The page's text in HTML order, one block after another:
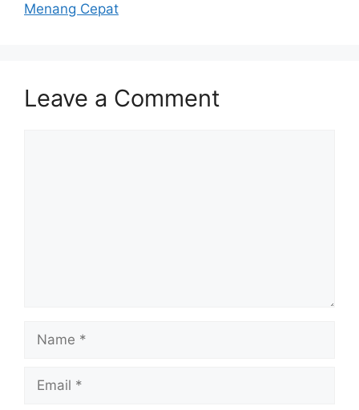
Menang Cepat
Leave a Comment
Name
Email